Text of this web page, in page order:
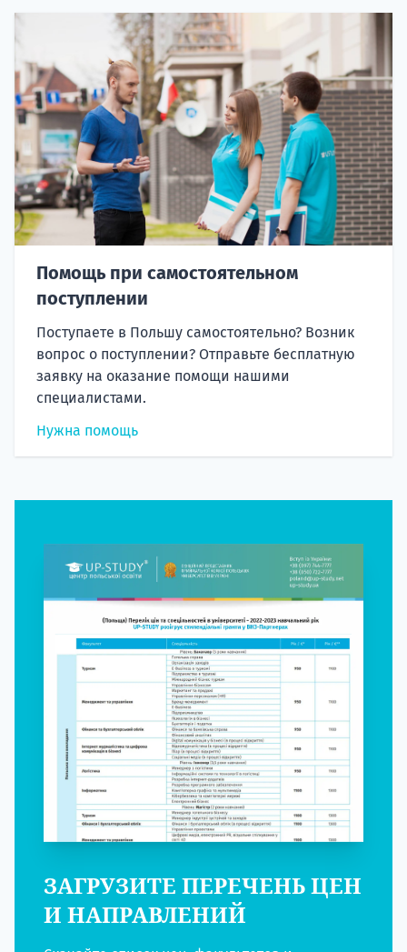
Помощь при самостоятельном
поступлении
Поступаете в Польшу самостоятельно? Возник
вопрос о поступлении? Отправьте бесплатную
заявку на оказание помощи нашими
специалистами.
Нужна помощь
ЗАГРУЗИТЕ ПЕРЕЧЕНЬ ЦЕН
И НАПРАВЛЕНИЙ